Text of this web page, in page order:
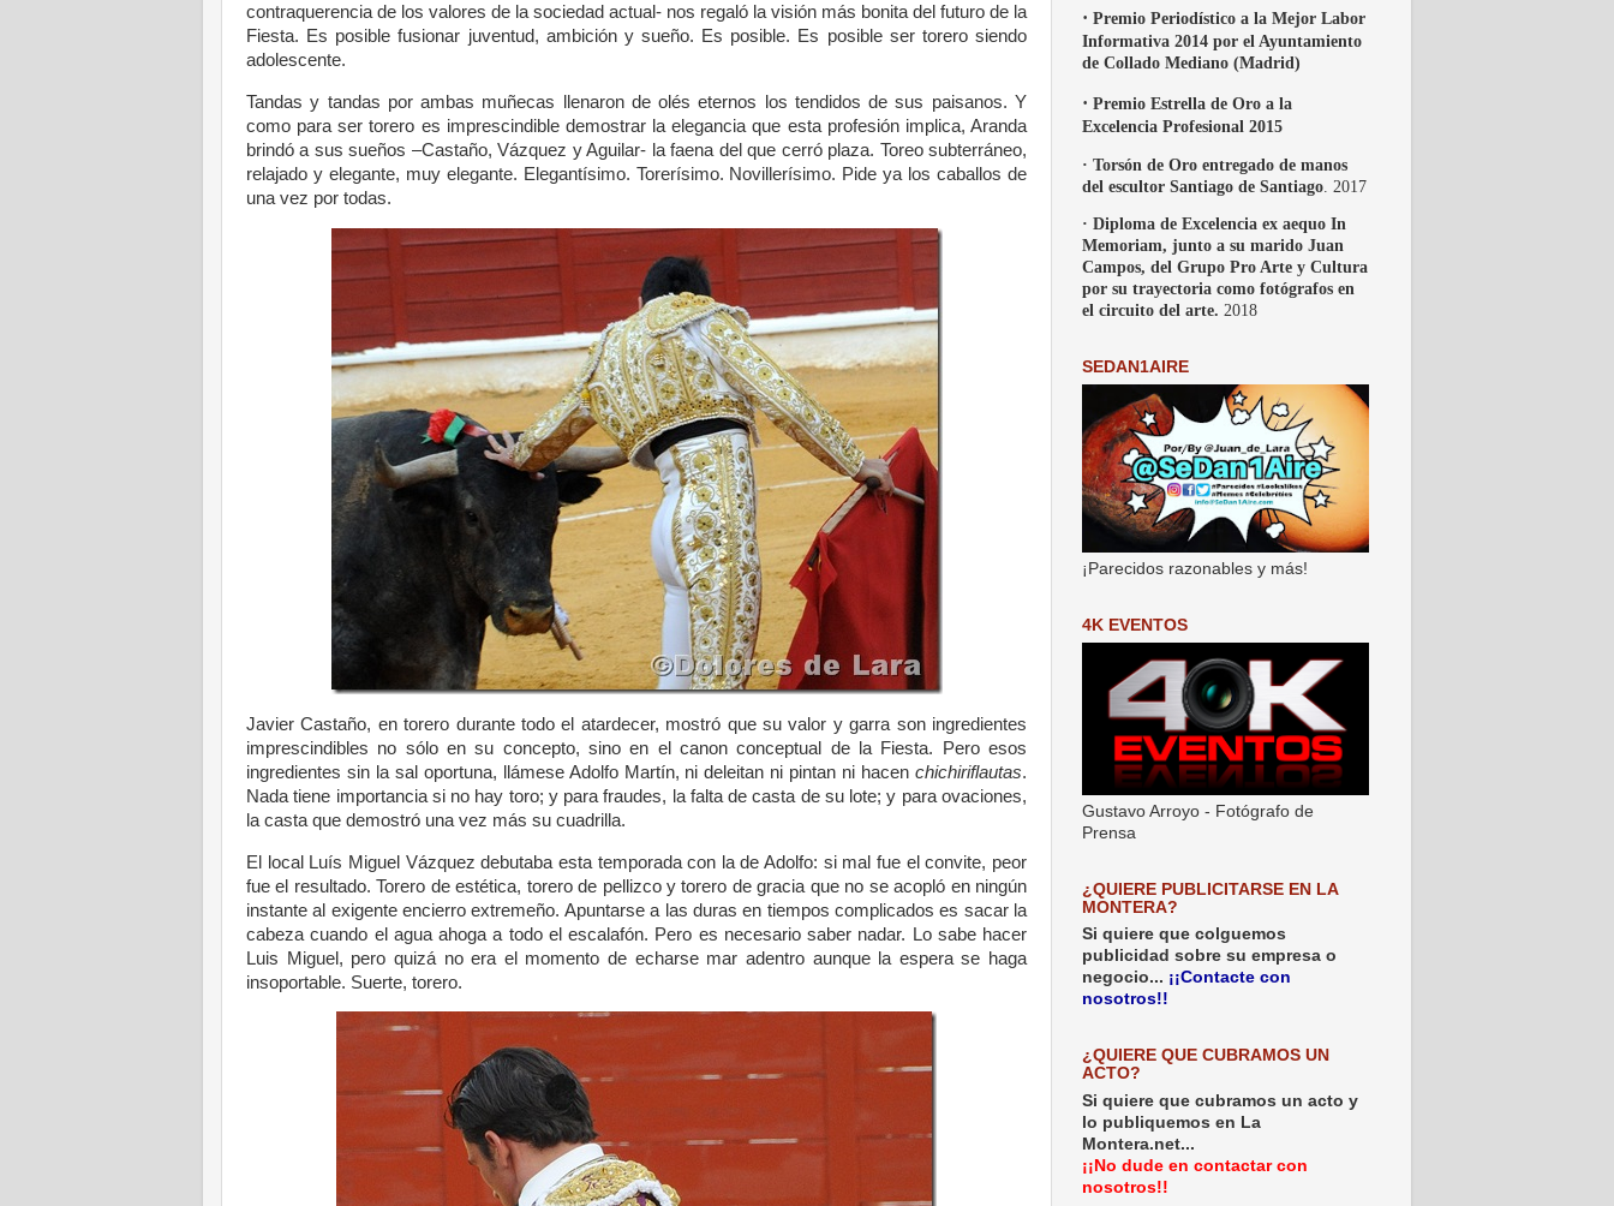
contraquerencia de los valores de la sociedad actual- nos regaló la visión más bonita del futuro de la
Fiesta. Es posible fusionar juventud, ambición y sueño. Es posible. Es posible ser torero siendo
adolescente.
Tandas y tandas por ambas muñecas llenaron de olés eternos los tendidos de sus paisanos. Y
como para ser torero es imprescindible demostrar la elegancia que esta profesión implica, Aranda
brindó a sus sueños –Castaño, Vázquez y Aguilar- la faena del que cerró plaza. Toreo subterráneo,
relajado y elegante, muy elegante. Elegantísimo. Torerísimo. Novillerísimo. Pide ya los caballos de
una vez por todas.
Javier Castaño, en torero durante todo el atardecer, mostró que su valor y garra son ingredientes
imprescindibles no sólo en su concepto, sino en el canon conceptual de la Fiesta. Pero esos
ingredientes sin la sal oportuna, llámese Adolfo Martín, ni deleitan ni pintan ni hacen chichiriflautas.
Nada tiene importancia si no hay toro; y para fraudes, la falta de casta de su lote; y para ovaciones,
la casta que demostró una vez más su cuadrilla.
El local Luís Miguel Vázquez debutaba esta temporada con la de Adolfo: si mal fue el convite, peor
fue el resultado. Torero de estética, torero de pellizco y torero de gracia que no se acopló en ningún
instante al exigente encierro extremeño. Apuntarse a las duras en tiempos complicados es sacar la
cabeza cuando el agua ahoga a todo el escalafón. Pero es necesario saber nadar. Lo sabe hacer
Luis Miguel, pero quizá no era el momento de echarse mar adentro aunque la espera se haga
insoportable. Suerte, torero.
· Premio Periodístico a la Mejor Labor
Informativa 2014 por el Ayuntamiento
de Collado Mediano (Madrid)
· Premio Estrella de Oro a la
Excelencia Profesional 2015
· Torsón de Oro entregado de manos
del escultor Santiago de Santiago . 2017
· Diploma de Excelencia ex aequo In
Memoriam, junto a su marido Juan
Campos, del Grupo Pro Arte y Cultura
por su trayectoria como fotógrafos en
el circuito del arte. 2018
SEDAN1AIRE
¡Parecidos razonables y más!
4K EVENTOS
Gustavo Arroyo - Fotógrafo de
Prensa
¿QUIERE PUBLICITARSE EN LA
MONTERA?
Si quiere que colguemos
publicidad sobre su empresa o
negocio... ¡¡Contacte con
nosotros!!
¿QUIERE QUE CUBRAMOS UN
ACTO?
Si quiere que cubramos un acto y
lo publiquemos en La
Montera.net...
¡¡No dude en contactar con
nosotros!!